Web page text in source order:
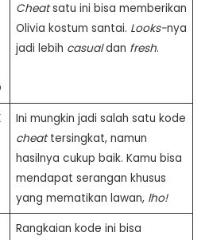
Cheatsatu ini bisa memberikan
Olivia kostum santai. Looks-nya
jadi lebih casualdan fresh.
Ini mungkin jadi salah satu kode
cheattersingkat, namun
hasilnya cukup baik. Kamu bisa
mendapat serangan khusus
yang mematikan lawan, lho!
Rangkaian kode ini bisa